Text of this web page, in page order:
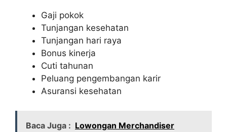
Gaji pokok
Tunjangan kesehatan
Tunjangan hari raya
Bonus kinerja
Cuti tahunan
Peluang pengembangan karir
Asuransi kesehatan
Baca Juga : Lowongan Merchandiser